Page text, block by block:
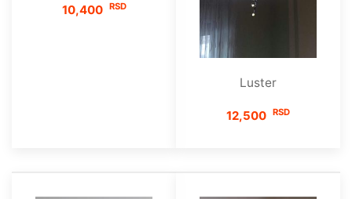
10,400 RSD
Luster
12,500 RSD